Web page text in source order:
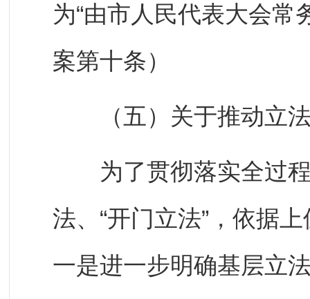
为“由市人民代表大会常
案第十条）
（五）关于推动立法
为了贯彻落实全过程
法、“开门立法”，依据
一是进一步明确基层立